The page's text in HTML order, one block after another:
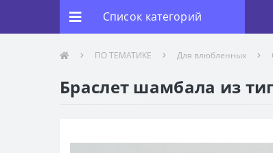
Список категорий
ПО ТЕМАТИКЕ Для влюбленных
Браслет шамбала из